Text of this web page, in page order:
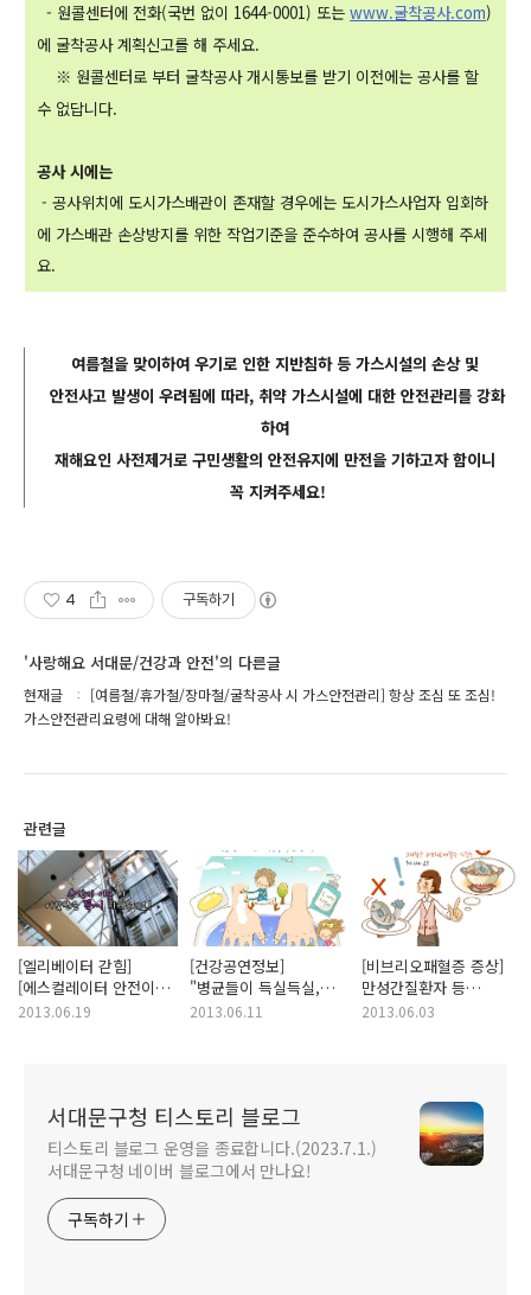
- 원콜센터에 전화(국번 없이 1644-0001) 또는 www.굴착공사.com)
에 굴착공사계획신고를 해 주세요.
※ 원콜센터로 부터 굴착공사 개시통보를 받기 이전에는 공사를 할
수 없답니다.
공사 시에는
- 공사위치에 도시가스배관이 존재할 경우에는 도시가스사업자 입회하
에 가스배관 손상방지를 위한 작업기준을 준수하여 공사를 시행해 주세
요.
여름철을 맞이하여 우기로 인한 지반침하 등 가스시설의 손상 및
안전사고 발생이 우려됨에 따라, 취약 가스시설에 대한 안전관리를 강화
하여
재해요인 사전제거로 구민생활의 안전유지에 만전을 기하고자 함이니
꼭 지켜주세요!
4 구독하기
'사랑해요 서대문/건강과 안전'의 다른글
현재글
[여름철/휴가철/장마철/굴착공사 시 가스안전관리] 항상 조심 또 조심!
가스안전관리요령에 대해 알아봐요!
관련글
[엘리베이터 갇힘]
[에스컬레이터 안전이용]
승강기 이용 시
2013.06.19
[건강공연정보]
"병균들이 득실득실,
손아! 조심해!" <손 씻기
2013.06.11
[비브리오패혈증 증상]
만성간질환자 등
고위험군
2013.06.03
서대문구청 티스토리 블로그
티스토리 블로그 운영을 종료합니다.(2023.7.1.)
서대문구청 네이버 블로그에서 만나요!
구독하기